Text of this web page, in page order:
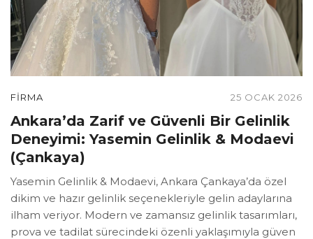
FIRMA 25 OCAK 2026
Ankara’da Zarif ve Güvenli Bir Gelinlik
Deneyimi: Yasemin Gelinlik & Modaevi
(Çankaya)
Yasemin Gelinlik & Modaevi, Ankara Çankaya’da özel
dikim ve hazır gelinlik seçenekleriyle gelin adaylarına
ilham veriyor. Modern ve zamansız gelinlik tasarımları,
prova ve tadilat sürecindeki özenli yaklaşımıyla güven